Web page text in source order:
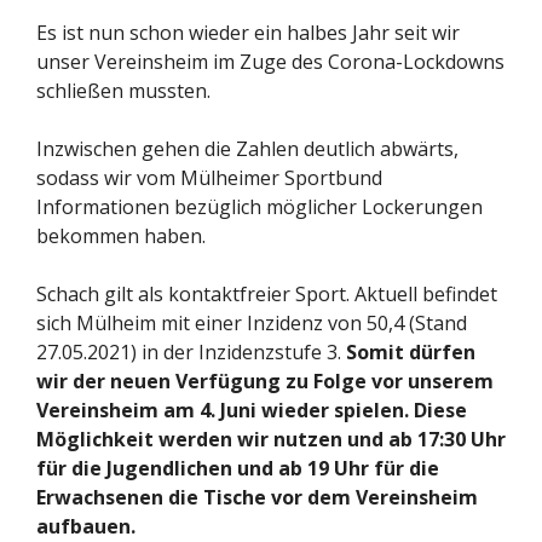
Es ist nun schon wieder ein halbes Jahr seit wir
unser Vereinsheim im Zuge des Corona-Lockdowns
schließen mussten.
Inzwischen gehen die Zahlen deutlich abwärts,
sodass wir vom Mülheimer Sportbund
Informationen bezüglich möglicher Lockerungen
bekommen haben.
Schach gilt als kontaktfreier Sport. Aktuell befindet
sich Mülheim mit einer Inzidenz von 50,4 (Stand
27.05.2021) in der Inzidenzstufe 3. Somit dürfen
wir der neuen Verfügung zu Folge vor unserem
Vereinsheim am 4. Juni wieder spielen. Diese
Möglichkeit werden wir nutzen und ab 17:30 Uhr
für die Jugendlichen und ab 19 Uhr für die
Erwachsenen die Tische vor dem Vereinsheim
aufbauen.